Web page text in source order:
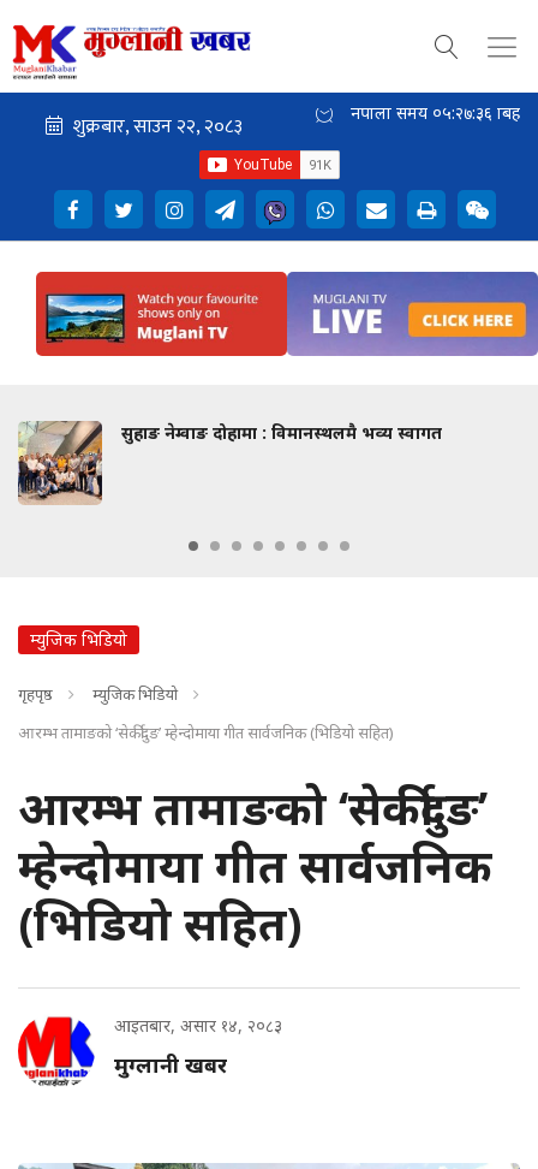
नेपाली समय ०५:२७:३६ बिहान
सुहाङ नेम्वाङ दोहामा : विमानस्थलमै भव्य स्वागत
म्युजिक भिडियो
गृहपृष्ठ
म्युजिक भिडियो
आरम्भ तामाङको ‘सेर्कीदुङ’ म्हेन्दोमाया गीत सार्वजनिक (भिडियो सहित)
आरम्भ तामाङको ‘सेर्कीदुङ’
म्हेन्दोमाया गीत सार्वजनिक
(भिडियो सहित)
आइतबार, असार १४, २०८३
मुग्लानी खबर